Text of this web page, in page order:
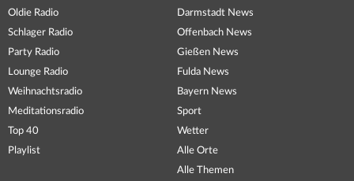
Oldie Radio
Schlager Radio
Party Radio
Lounge Radio
Weihnachtsradio
Meditationsradio
Top 40
Playlist
Darmstadt News
Offenbach News
Gießen News
Fulda News
Bayern News
Sport
Wetter
Alle Orte
Alle Themen